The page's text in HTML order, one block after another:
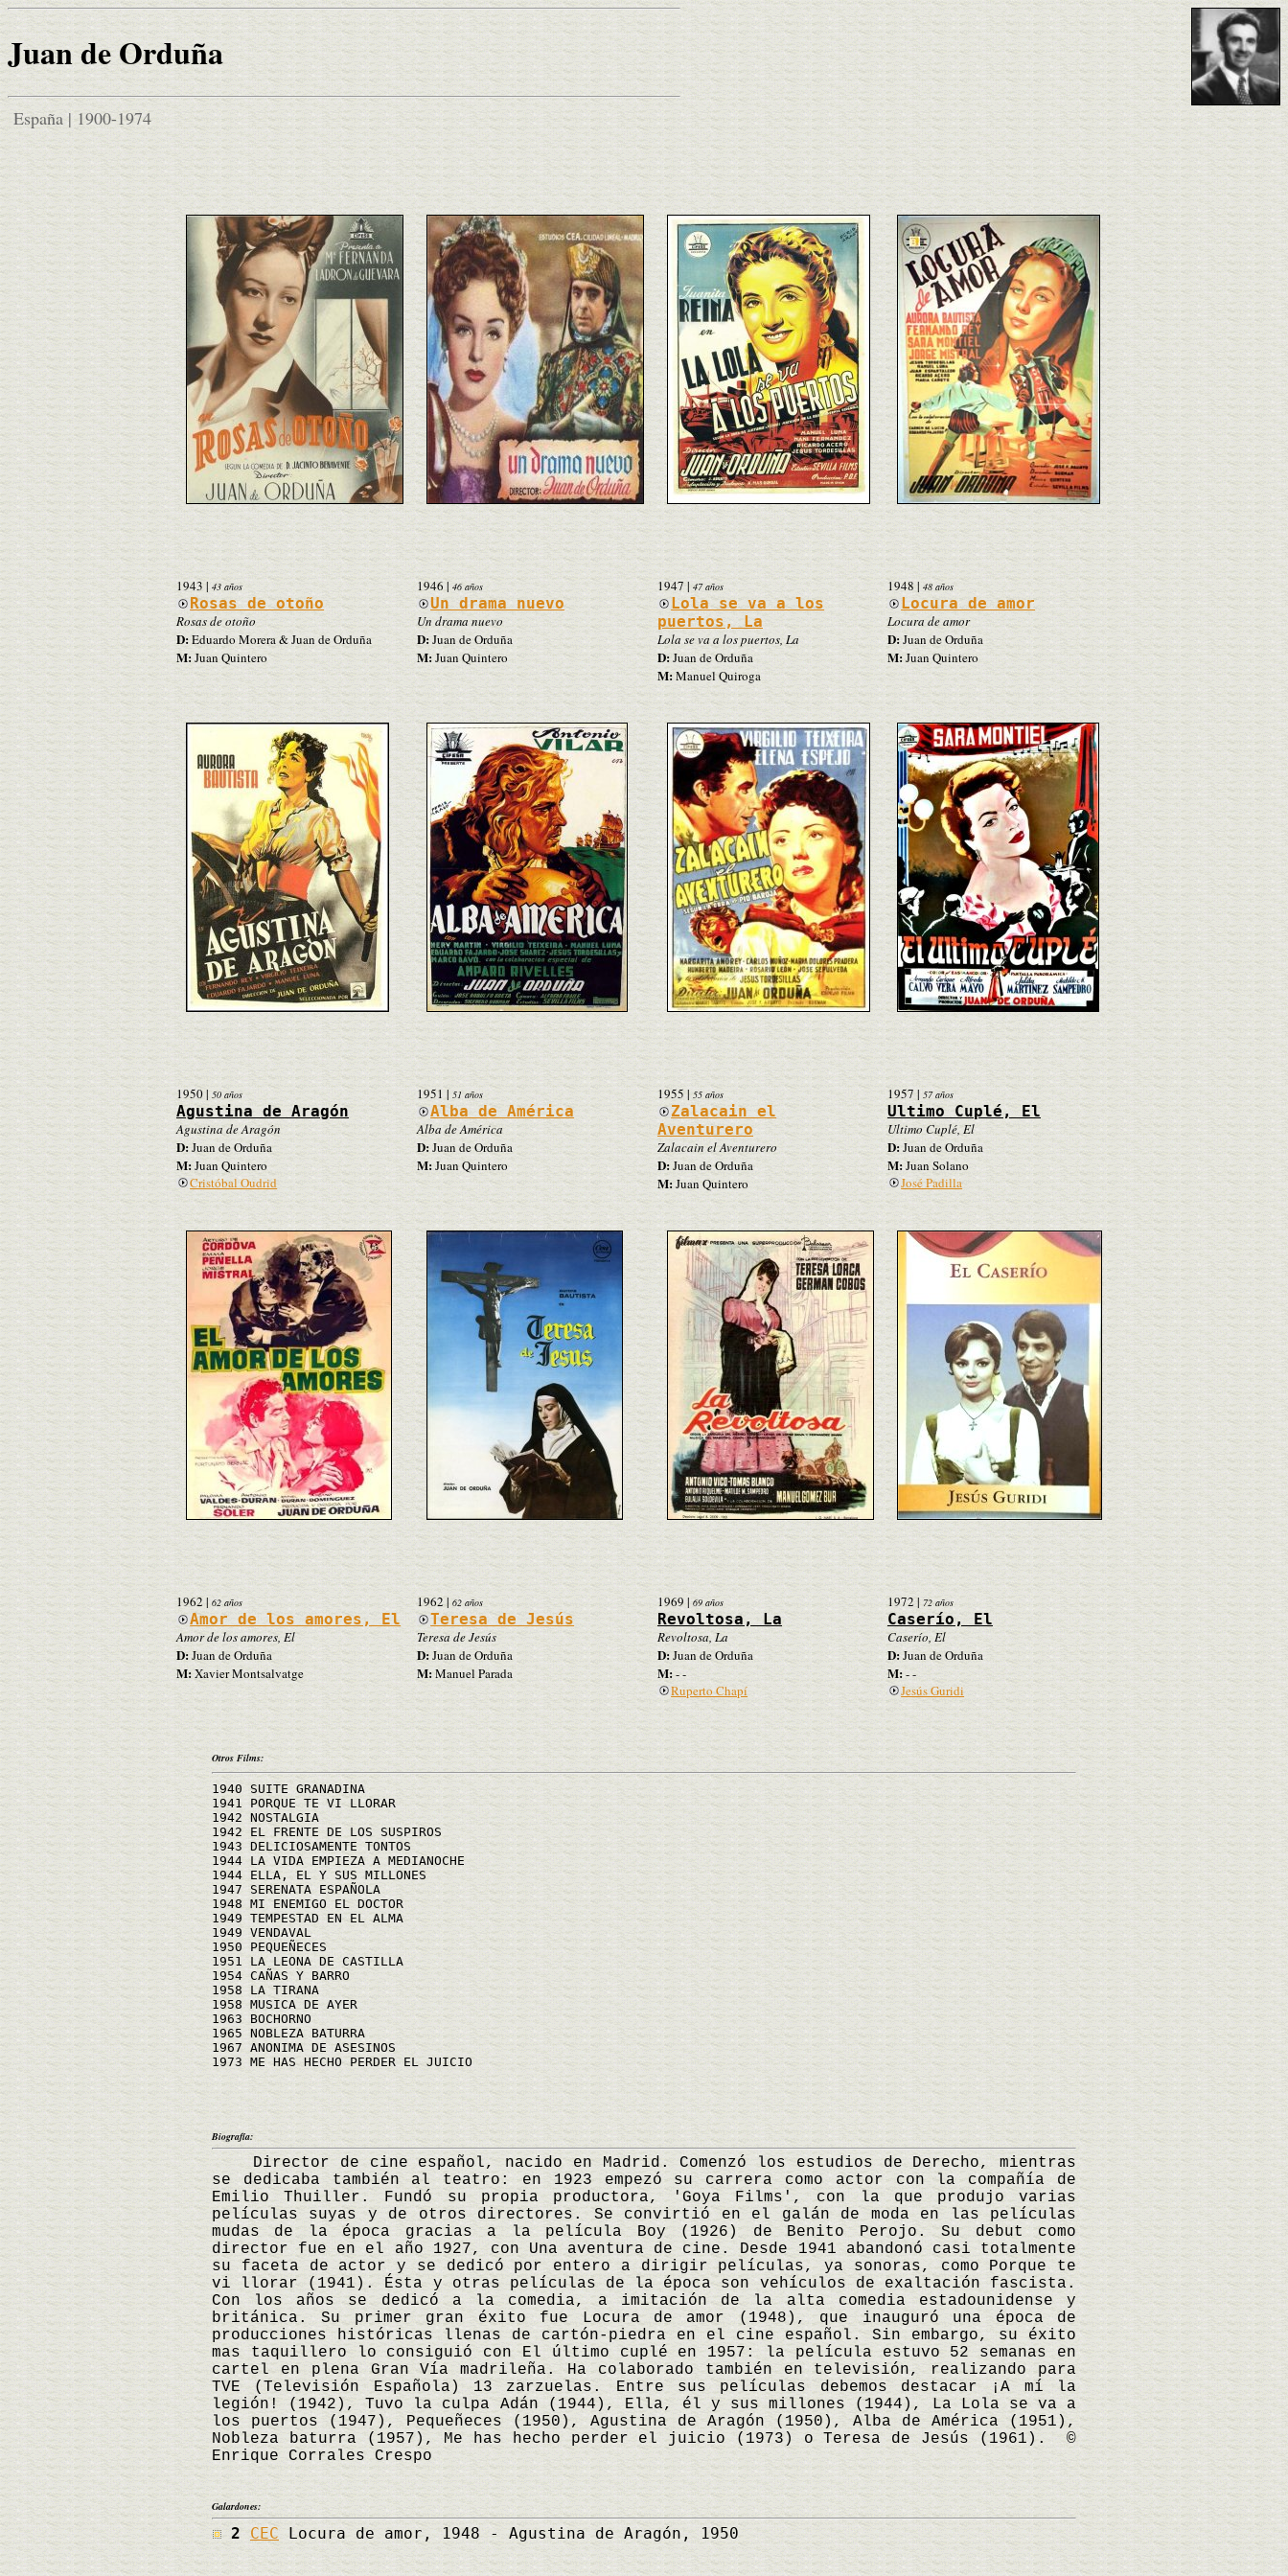
Juan de Orduña
España | 1900-1974
1943 | 43 años
Rosas de otoño
Rosas de otoño
D:Eduardo Morera & Juan de Orduña
M: Juan Quintero
1946| 46 años
Un drama nuevo
Un drama nuevo
D:Juan de Orduña
M: Juan Quintero
1947 | 47 años
Lola se va a los
puertos, La
Lola se va a los puertos, La
D:Juan de Orduña
M: Manuel Quiroga
1948 | 48 años
Locura de amor
Locura de amor
D:Juan de Orduña
M:Juan Quintero
1950| 50 años
Agustina de Aragón
Agustina de Aragón
D:Juan de Orduña
M:Juan Quintero
Cristóbal Oudrid
1951| 51 años
Alba de América
Alba de América
D:Juan de Orduña
M:Juan Quintero
1955 | 55 años
Zalacain el
Aventurero
Zalacain el Aventurero
D:Juan de Orduña
M:Juan Quintero
1957 | 57 años
Ultimo Cuplé, El
Ultimo Cuplé, El
D:Juan de Orduña
M:Juan Solano
José Padilla
1962 | 62 años
Amor de los amores, El
Amor de los amores, El
D:Juan de Orduña
M:Xavier Montsalvatge
1962| 62 años
Teresa de Jesús
Teresa de Jesús
D:Juan de Orduña
M:Manuel Parada
1969 | 69 años
Revoltosa, La
Revoltosa, La
D: Juan de Orduña
M:- -
Ruperto Chapí
1972| 72 años
Caserío, El
Caserío, El
D:Juan de Orduña
M:- -
Jesús Guridi
Otros Films:
1940 SUITE GRANADINA
1941 PORQUE TE VI LLORAR
1942 NOSTALGIA
1942 EL FRENTE DE LOS SUSPIROS
1943 DELICIOSAMENTE TONTOS
1944 LA VIDA EMPIEZA A MEDIANOCHE
1944 ELLA, EL Y SUS MILLONES
1947 SERENATA ESPAÑOLA
1948 MI ENEMIGO EL DOCTOR
1949 TEMPESTAD EN EL ALMA
1949 VENDAVAL
1950 PEQUEÑECES
1951 LA LEONA DE CASTILLA
1954 CAÑAS Y BARRO
1958 LA TIRANA
1958 MUSICA DE AYER
1963 BOCHORNO
1965 NOBLEZA BATURRA
1967 ANONIMA DE ASESINOS
1973 ME HAS HECHO PERDER EL JUICIO
Biografía:
Director de cine español, nacido en Madrid. Comenzó los estudios de Derecho, mientras
se dedicaba también al teatro: en 1923 empezó su carrera como actor con la compañía de
Emilio Thuiller. Fundó su propia productora, 'Goya Films', con la que produjo varias
películas suyas y de otros directores. Se convirtió en el galán de moda en las películas
mudas de la época gracias a la película Boy (1926) de Benito Perojo. Su debut como
director fue en el año 1927, con Una aventura de cine. Desde 1941 abandonó casi totalmente
su faceta de actor y se dedicó por entero a dirigir películas, ya sonoras, como Porque te
vi llorar (1941). Ésta y otras películas de la época son vehículos de exaltación fascista.
Con los años se dedicó a la comedia, a imitación de la alta comedia estadounidense y
británica. Su primer gran éxito fue Locura de amor (1948), que inauguró una época de
producciones históricas llenas de cartón-piedra en el cine español. Sin embargo, su éxito
mas taquillero lo consiguió con El último cuplé en 1957: la película estuvo 52 semanas en
cartel en plena Gran Vía madrileña. Ha colaborado también en televisión, realizando para
TVE (Televisión Española) 13 zarzuelas. Entre sus películas debemos destacar ¡A mí la
legión! (1942), Tuvo la culpa Adán (1944), Ella, él y sus millones (1944), La Lola se va a
los puertos (1947), Pequeñeces (1950), Agustina de Aragón (1950), Alba de América (1951),
Nobleza baturra (1957), Me has hecho perder el juicio (1973) o Teresa de Jesús (1961). ©
Enrique Corrales Crespo
Galardones:
2 CEC Locura de amor, 1948 - Agustina de Aragón, 1950